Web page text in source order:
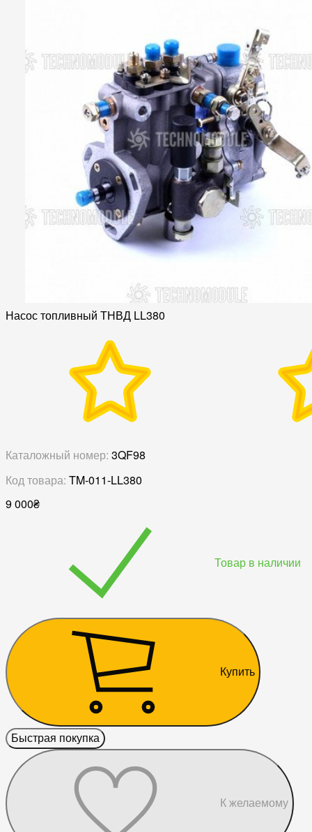
Насос топливный ТНВД LL380
Каталожный номер: 3QF98
Код товара: TM-011-LL380
9 000₴
Товар в наличии
Купить
Быстрая покупка
К желаемому